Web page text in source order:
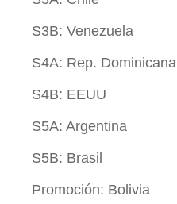
S3B: Venezuela
S4A: Rep. Dominicana
S4B: EEUU
S5A: Argentina
S5B: Brasil
Promoción: Bolivia